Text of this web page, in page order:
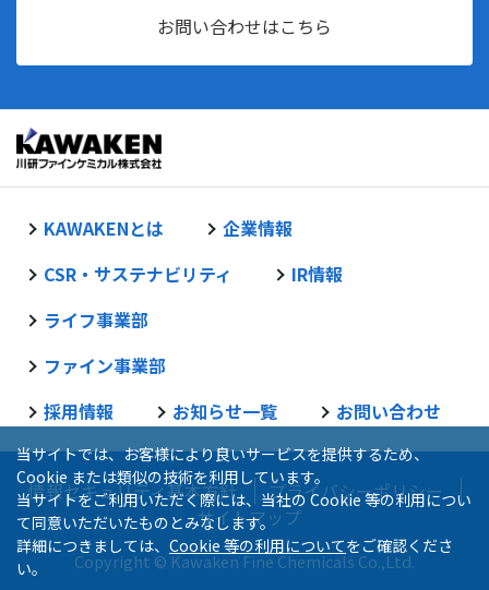
お問い合わせはこちら
KAWAKENとは
企業情報
CSR・サステナビリティ
IR情報
ライフ事業部
ファイン事業部
採用情報
お知らせ一覧 お問い合わせ
情報セキュリティ基本方針
プライバシーポリシー
サイトマップ
Copyright © Kawaken Fine Chemicals Co.,Ltd.
当サイトでは、お客様により良いサービスを提供するため、
Cookie または類似の技術を利用しています。
当サイトをご利用いただく際には、当社の Cookie 等の利用につい
て同意いただいたものとみなします。
詳細につきましては、 Cookie 等の利用についてをご確認くださ
い。